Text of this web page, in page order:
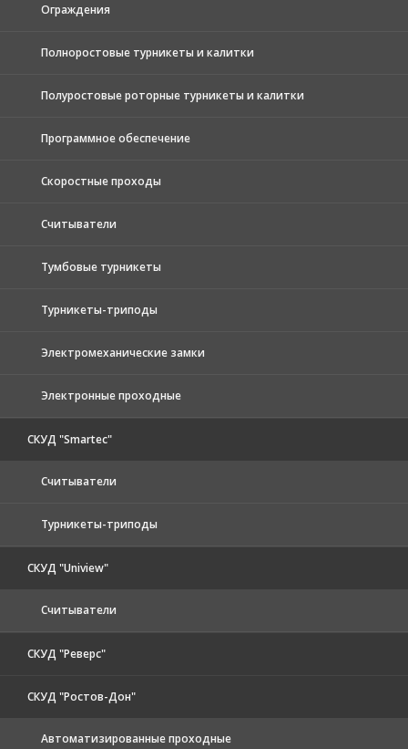
Ограждения
Полноростовые турникеты и калитки
Полуростовые роторные турникеты и калитки
Программное обеспечение
Скоростные проходы
Считыватели
Тумбовые турникеты
Турникеты-триподы
Электромеханические замки
Электронные проходные
СКУД "Smartec"
Считыватели
Турникеты-триподы
СКУД "Uniview"
Считыватели
СКУД "Реверс"
СКУД "Ростов-Дон"
Автоматизированные проходные